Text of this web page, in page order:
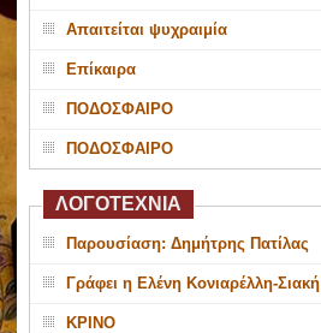
Απαιτείται ψυχραιμία
Επίκαιρα
ΠΟΔΟΣΦΑΙΡΟ
ΠΟΔΟΣΦΑΙΡΟ
ΛΟΓΟΤΕΧΝΙΑ
Παρουσίαση: Δημήτρης Πατίλας
Γράφει η Ελένη Κονιαρέλλη-Σιακή
ΚΡΙΝΟ